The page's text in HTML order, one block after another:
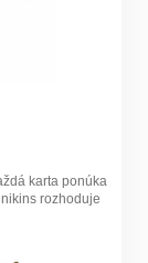
karta ponúka
rozhoduje